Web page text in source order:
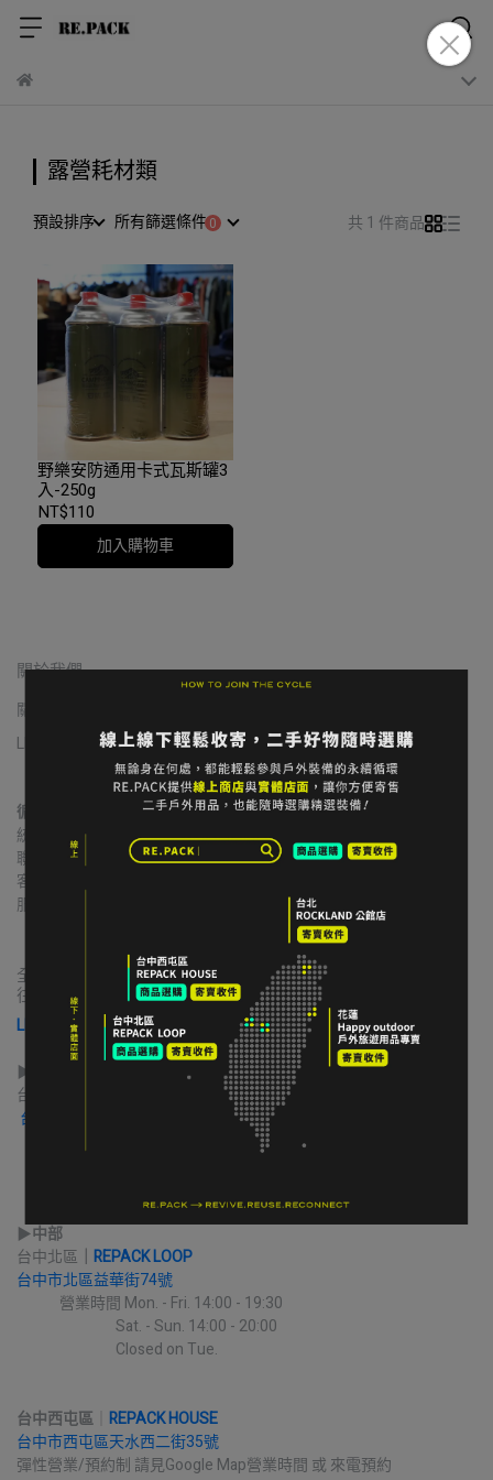
露營耗材類
預設排序 所有篩選條件 共 1 件商品
野樂安防通用卡式瓦斯罐3
入-250g
NT$110
加入購物車
關於我們
關於我們
LINE 寄售諮詢
循環者商行
統一編號｜60806271
聯絡地址｜台中市北區益華街74號
客服信箱｜contact@re-pack.co
服務時間｜Mon. - Fri 14:00 - 19:00
全國合作實體收件店點｜請先完成LINE線上寄售確認流程再前
往送件
LINE 寄售諮詢 & 開始寄售送件
▶︎
台北｜
台北市大安區新生南路三段94巷5號
營業時間 Mon. - Sat. 12:30 - 21:30
▶︎中部
台中北區
REPACK LOOP
台中市北區益華街74號
營業時間 Mon. - Fri. 14:00 - 19:30
Sat. - Sun. 14:00 - 20:00
Closed on Tue.
台中西屯區
REPACK HOUSE
台中市西屯區天水西二街35號
彈性營業/預約制 請見Google Map營業時間 或 來電預約